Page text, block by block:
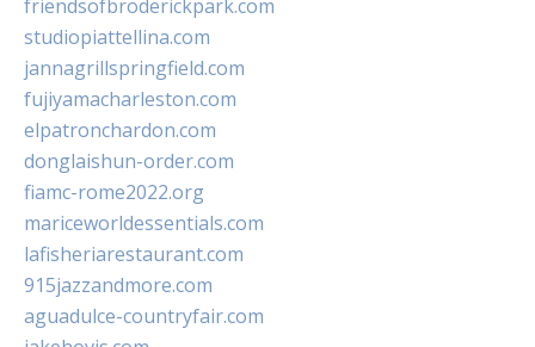
friendsofbroderickpark.com
studiopiattellina.com
jannagrillspringfield.com
fujiyamacharleston.com
elpatronchardon.com
donglaishun-order.com
fiamc-rome2022.org
mariceworldessentials.com
lafisheriarestaurant.com
915jazzandmore.com
aguadulce-countryfair.com